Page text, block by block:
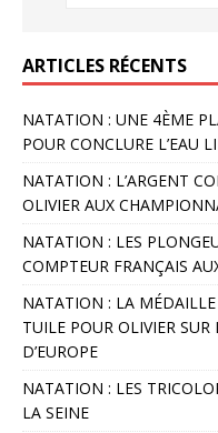
ARTICLES RÉCENTS
NATATION : UNE 4ÈME
POUR CONCLURE L’EAU
NATATION : L’ARGENT
OLIVIER AUX
NATATION : LES
COMPTEUR FRANÇAIS
NATATION : LA
TUILE POUR OLIVIER
D’EUROPE
NATATION : LES
LA SEINE